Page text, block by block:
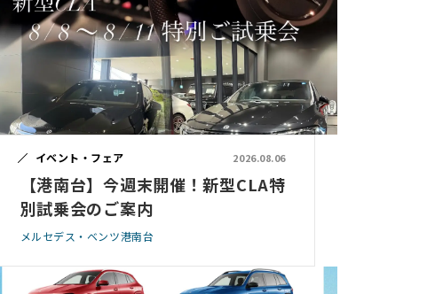
イベント・フェア 2026.08.06
【港南台】今週末開催！新型CLA特
別試乗会のご案内
メルセデス・ベンツ港南台